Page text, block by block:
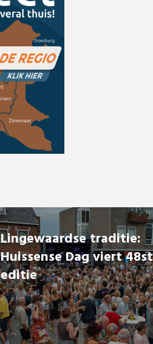
Lingewaardse traditie:
Huissense Dag viert
editie